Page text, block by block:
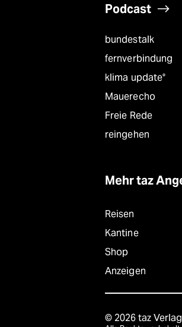
Podcast
bundestalk
fernverbindung
klima update°
Mauerecho
Freie Rede
reingehen
Mehr taz
Reisen
Kantine
Shop
Anzeigen
© 2026 taz